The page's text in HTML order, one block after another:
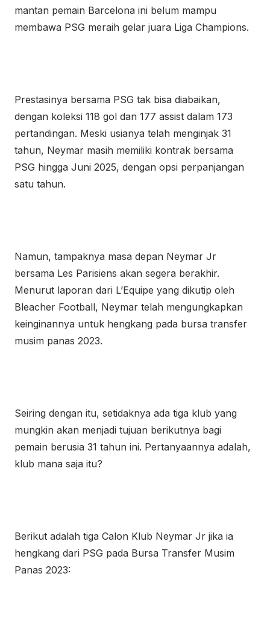
mantan pemain Barcelona ini belum mampu
membawa PSG meraih gelar juara Liga Champions.
Prestasinya bersama PSG tak bisa diabaikan,
dengan koleksi 118 gol dan 177 assist dalam 173
pertandingan. Meski usianya telah menginjak 31
tahun, Neymar masih memiliki kontrak bersama
PSG hingga Juni 2025, dengan opsi perpanjangan
satu tahun.
Namun, tampaknya masa depan Neymar Jr
bersama Les Parisiens akan segera berakhir.
Menurut laporan dari L’Equipe yang dikutip oleh
Bleacher Football, Neymar telah mengungkapkan
keinginannya untuk hengkang pada bursa transfer
musim panas 2023.
Seiring dengan itu, setidaknya ada tiga klub yang
mungkin akan menjadi tujuan berikutnya bagi
pemain berusia 31 tahun ini. Pertanyaannya adalah,
klub mana saja itu?
Berikut adalah tiga Calon Klub Neymar Jr jika ia
hengkang dari PSG pada Bursa Transfer Musim
Panas 2023: